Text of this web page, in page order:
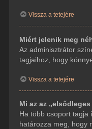
Vissza a tetejére
Miért jelenik meg
Az adminisztrátor
tagjaihoz, hogy
Vissza a tetejére
Mi az az
Ha több csoport tagja
határozza meg, hogy